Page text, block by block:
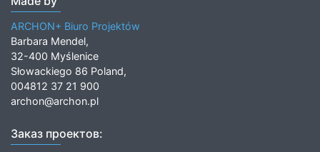
ARCHON+ Biuro Projektów
Barbara Mendel,
32-400 Myślenice
Słowackiego 86 Poland,
004812 37 21 900
archon@archon.pl
Заказ проектов: